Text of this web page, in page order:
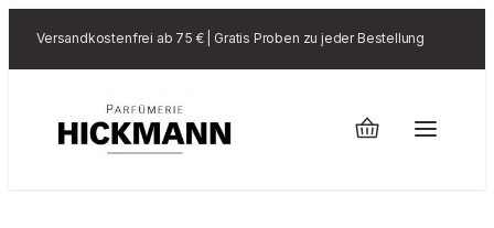
Versandkostenfrei ab 75 € | Gratis Proben zu jeder Bestellung